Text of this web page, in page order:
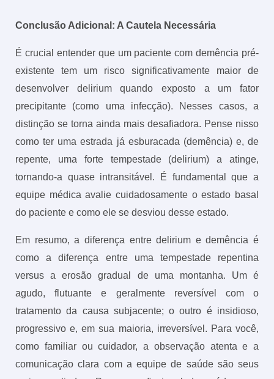
Conclusão Adicional: A Cautela Necessária
É crucial entender que um paciente com demência pré-
existente tem um risco significativamente maior de
desenvolver delirium quando exposto a um fator
precipitante (como uma infecção). Nesses casos, a
distinção se torna ainda mais desafiadora. Pense nisso
como ter uma estrada já esburacada (demência) e, de
repente, uma forte tempestade (delirium) a atinge,
tornando-a quase intransitável. É fundamental que a
equipe médica avalie cuidadosamente o estado basal
do paciente e como ele se desviou desse estado.
Em resumo, a diferença entre delirium e demência é
como a diferença entre uma tempestade repentina
versus a erosão gradual de uma montanha. Um é
agudo, flutuante e geralmente reversível com o
tratamento da causa subjacente; o outro é insidioso,
progressivo e, em sua maioria, irreversível. Para você,
como familiar ou cuidador, a observação atenta e a
comunicação clara com a equipe de saúde são seus